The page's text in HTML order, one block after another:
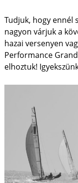
Tudjuk, hogy ennél
nagyon várjuk a
hazai versenyen
Performance
elhoztuk!